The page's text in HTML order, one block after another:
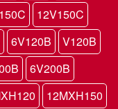
12V150C
6V120B
V120B
6V200B
12MXH150